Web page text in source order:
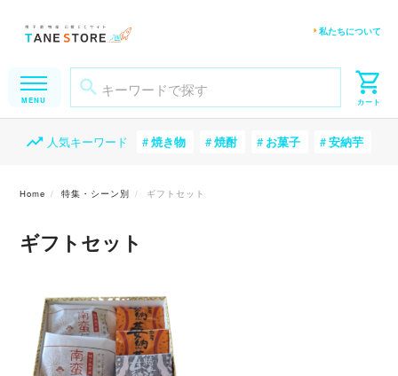
私たちについて
人気キーワード 焼き物 焼酎 お菓子 安納芋
Home 特集・シーン別 ギフトセット
ギフトセット